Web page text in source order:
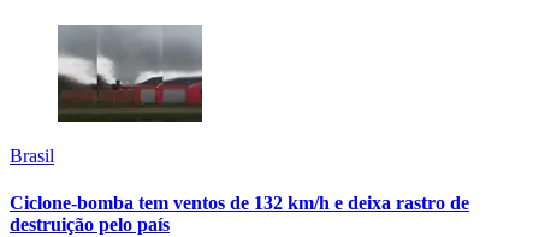
Brasil
Ciclone-bomba tem ventos de 132 km/h e deixa rastro de
destruição pelo país